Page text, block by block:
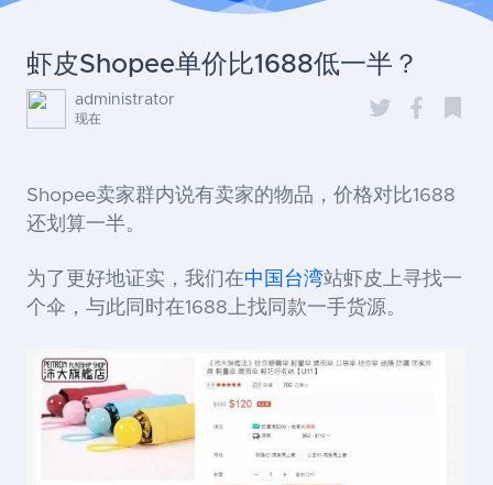
虾皮Shopee单价比1688低一半？
administrator
现在
Shopee卖家群内说有卖家的物品，价格对比1688
还划算一半。
为了更好地证实，我们在中国台湾站虾皮上寻找一
个伞，与此同时在1688上找同款一手货源。